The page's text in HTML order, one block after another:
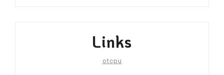
Links
otcpu